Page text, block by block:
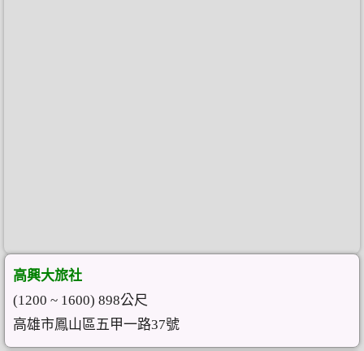
高興大旅社
(1200 ~ 1600) 898公尺
高雄市鳳山區五甲一路37號